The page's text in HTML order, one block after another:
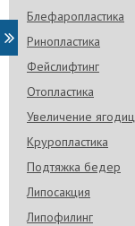
Блефаропластика
Ринопластика
Фейслифтинг
Отопластика
Увеличение ягодиц
Круропластика
Подтяжка бедер
Липосакция
Липофилинг